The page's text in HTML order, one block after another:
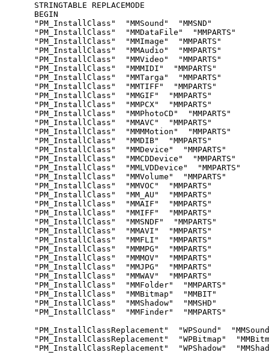
STRINGTABLE REPLACEMODE
BEGIN
"PM_InstallClass"  "MMSound"  "MMSND"
"PM_InstallClass"  "MMDataFile"  "MMPARTS"
"PM_InstallClass"  "MMImage"  "MMPARTS"
"PM_InstallClass"  "MMAudio"  "MMPARTS"
"PM_InstallClass"  "MMVideo"  "MMPARTS"
"PM_InstallClass"  "MMMIDI"  "MMPARTS"
"PM_InstallClass"  "MMTarga"  "MMPARTS"
"PM_InstallClass"  "MMTIFF"  "MMPARTS"
"PM_InstallClass"  "MMGIF"  "MMPARTS"
"PM_InstallClass"  "MMPCX"  "MMPARTS"
"PM_InstallClass"  "MMPhotoCD"  "MMPARTS"
"PM_InstallClass"  "MMAVC"  "MMPARTS"
"PM_InstallClass"  "MMMMotion"  "MMPARTS"
"PM_InstallClass"  "MMDIB"  "MMPARTS"
"PM_InstallClass"  "MMDevice"  "MMPARTS"
"PM_InstallClass"  "MMCDDevice"  "MMPARTS"
"PM_InstallClass"  "MMLVDDevice"  "MMPARTS"
"PM_InstallClass"  "MMVolume"  "MMPARTS"
"PM_InstallClass"  "MMVOC"  "MMPARTS"
"PM_InstallClass"  "MM_AU"  "MMPARTS"
"PM_InstallClass"  "MMAIF"  "MMPARTS"
"PM_InstallClass"  "MMIFF"  "MMPARTS"
"PM_InstallClass"  "MMSNDF"  "MMPARTS"
"PM_InstallClass"  "MMAVI"  "MMPARTS"
"PM_InstallClass"  "MMFLI"  "MMPARTS"
"PM_InstallClass"  "MMMPG"  "MMPARTS"
"PM_InstallClass"  "MMMOV"  "MMPARTS"
"PM_InstallClass"  "MMJPG"  "MMPARTS"
"PM_InstallClass"  "MMWAV"  "MMPARTS"
"PM_InstallClass"  "MMFolder"  "MMPARTS"
"PM_InstallClass"  "MMBitmap"  "MMBIT"
"PM_InstallClass"  "MMShadow"  "MMSHD"
"PM_InstallClass"  "MMFinder"  "MMPARTS"
"PM_InstallClassReplacement"  "WPSound"
"PM_InstallClassReplacement"  "WPBitmap"
"PM_InstallClassReplacement"  "WPShadow"